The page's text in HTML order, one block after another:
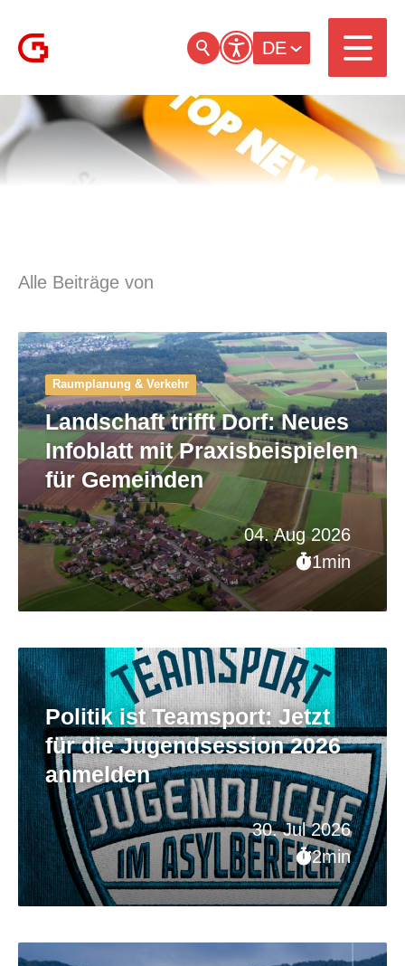
DE
Alle Beiträge von
04. Aug 2026
1min
Raumplanung & Verkehr
Landschaft trifft Dorf: Neues
Infoblatt mit Praxisbeispielen
für Gemeinden
30. Jul 2026
2min
Politik ist Teamsport: Jetzt
für die Jugendsession 2026
anmelden